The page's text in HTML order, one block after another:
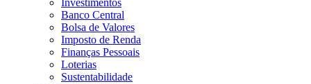
Investimentos
Banco Central
Bolsa de Valores
Imposto de Renda
Finanças Pessoais
Loterias
Sustentabilidade